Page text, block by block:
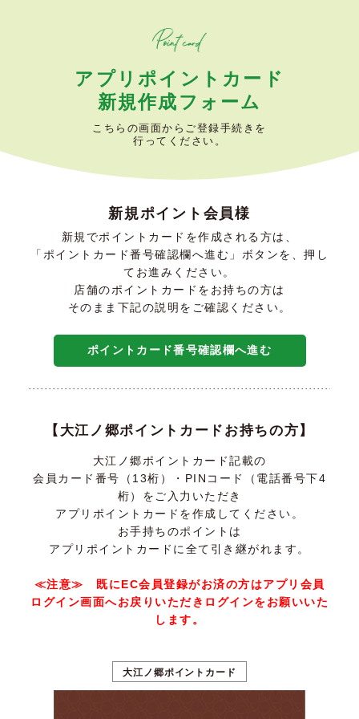
アプリポイントカード
新規作成フォーム
こちらの画面からご登録手続きを
行ってください。
新規ポイント会員様
新規でポイントカードを作成される方は、
「ポイントカード番号確認欄へ進む」ボタンを、押し
てお進みください。
店舗のポイントカードをお持ちの方は
そのまま下記の説明をご確認ください。
ポイントカード番号確認欄へ進む
【大江ノ郷ポイントカードお持ちの方】
大江ノ郷ポイントカード記載の
会員カード番号（13桁）・PINコード（電話番号下4
桁）をご入力いただき
アプリポイントカードを作成してください。
お手持ちのポイントは
アプリポイントカードに全て引き継がれます。
≪注意≫ 既にEC会員登録がお済の方はアプリ会員
ログイン画面へお戻りいただきログインをお願いいた
します。
大江ノ郷ポイントカード